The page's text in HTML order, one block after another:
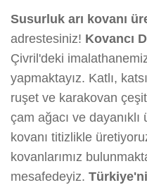
Susurluk arı kovanı
adrestesiniz! Kovancı
Çivril'deki
yapmaktayız. Katlı,
ruşet ve karakovan
çam ağacı ve
kovanı titizlikle
kovanlarımız
mesafedeyiz.